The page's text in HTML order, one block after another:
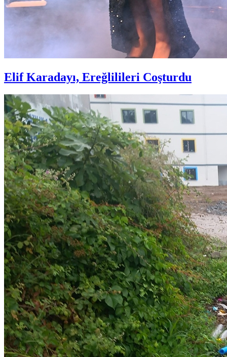
Elif Karadayı, Ereğlilileri Coşturdu